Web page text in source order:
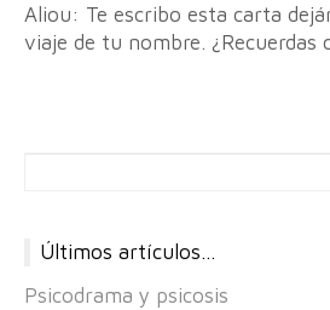
Aliou: Te escribo esta carta
viaje de tu nombre. ¿Recuerdas
Últimos artículos…
Psicodrama y psicosis